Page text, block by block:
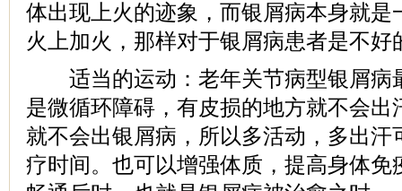
体出现上火的迹象，而银屑病本身就是
火上加火，那样对于银屑病患者是不好
适当的运动：老年关节病型银屑病
是微循环障碍，有皮损的地方就不会出
就不会出银屑病，所以多活动，多出汗
疗时间。也可以增强体质，提高身体免